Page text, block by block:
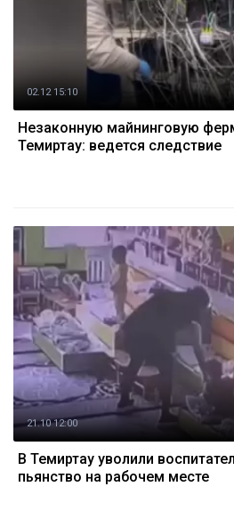
02.12 15:10
Незаконную майнинговую
Темиртау: ведется следствие
21.10 12:00
В Темиртау уволили
пьянство на рабочем месте